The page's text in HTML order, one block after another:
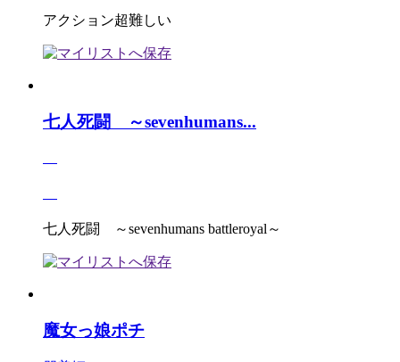
アクション超難しい
七人死闘 ～sevenhumans...
七人死闘 ～sevenhumans battleroyal～
魔女っ娘ポチ